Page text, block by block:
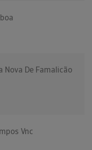
Nova De Famalicão
Vnc